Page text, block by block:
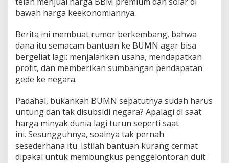
bawah harga keekonomiannya.
Berita ini membuat rumor berkembang, bahwa
dana itu semacam bantuan ke BUMN agar bisa
bergeliat lagi: menjalankan usaha, mendapatkan
profit, dan memberikan sumbangan pendapatan
gede ke negara.
Padahal, bukankah BUMN sepatutnya sudah harus
untung dan tak disubsidi negara? Apalagi di saat
harga minyak dunia lagi turun seperti saat
ini. Sesungguhnya, soalnya tak pernah
sesederhana itu. Istilah bantuan kurang cermat
dipakai untuk membungkus penggelontoran duit